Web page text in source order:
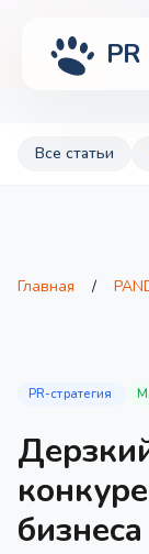
Все статьи
Главная /
PR-стратегия
бизнеса